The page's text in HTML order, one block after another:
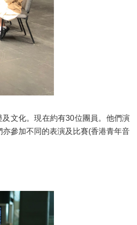
文化。現在約有30位團員。他們演
參加不同的表演及比賽(香港青年音